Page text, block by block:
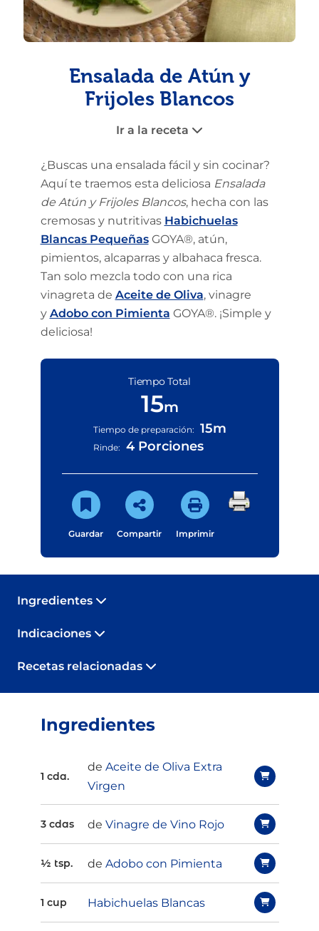
Ensalada de Atún y
Frijoles Blancos
Ir a la receta
¿Buscas una ensalada fácil y sin cocinar?
Aquí te traemos esta deliciosa Ensalada
de Atún y Frijoles Blancos, hecha con las
cremosas y nutritivas Habichuelas
Blancas PequeñasGOYA®, atún,
pimientos, alcaparras y albahaca fresca.
Tan solo mezcla todo con una rica
vinagreta de Aceite de Oliva, vinagre
y Adobo con Pimienta GOYA®. ¡Simple y
deliciosa!
Tiempo Total
15m
Tiempo de preparación: 15m
Rinde: 4 Porciones
Guardar Compartir Imprimir
Ingredientes
Indicaciones
Recetas relacionadas
Ingredientes
1 cda.
de Aceite de Oliva Extra
Virgen
3 cdas de Vinagre de Vino Rojo
½ tsp. de Adobo con Pimienta
1 cup Habichuelas Blancas